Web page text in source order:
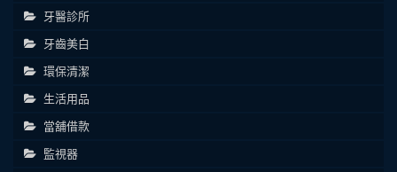
牙醫診所
牙齒美白
環保清潔
生活用品
當舖借款
監視器